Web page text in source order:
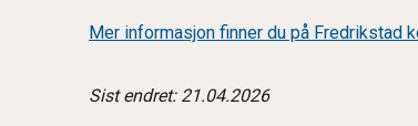
Mer informasjon finner du på Fredrikstad
Sist endret: 21.04.2026